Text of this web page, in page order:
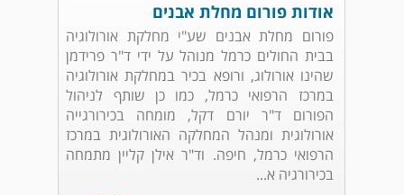
אודות פורום מחלת אבנים
פורום מחלת אבנים שע"י מחלקת אורולוגיה
בבית החולים כרמל מנוהל על ידי ד"ר פרידמן
שהינו אורולוג, ורופא בכיר במחלקת אורולוגיה
במרכז הרפואי כרמל, כמו כן שותף לניהול
הפורום ד"ר יורם דקל, מומחה בכירורגייה
אורולוגית ומנהל המחלקה האורולוגית במרכז
הרפואי כרמל, חיפה. וד"ר אילן קליין מתמחה
בכירורגיה א...